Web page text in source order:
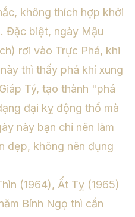
không thích hợp khởi
Đặc biệt, ngày Mậu
rơi vào Trực Phá, khi
thì thấy phá khí xung
Tý, tạo thành "phá
đại kỵ động thổ mà
này bạn chỉ nên làm
dẹp, không nên đụng
(1964), Ất Tỵ (1965)
Bính Ngọ thì cần